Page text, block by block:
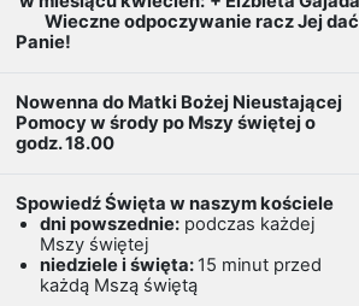
Wieczne odpoczywanie racz Jej dać
Panie!
Nowenna do Matki Bożej Nieustającej
Pomocy w środy po Mszy świętej o
godz. 18.00
Spowiedź Święta w naszym kościele
dni powszednie: podczas każdej
Mszy świętej
niedziele i święta: 15 minut przed
każdą Mszą świętą